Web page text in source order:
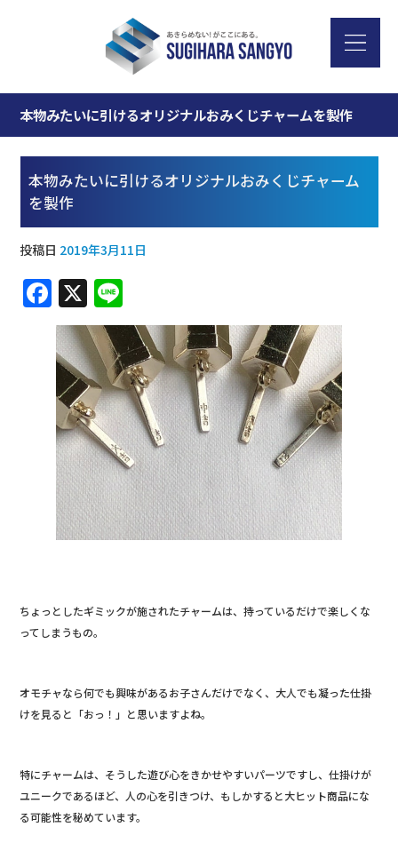
本物みたいに引けるオリジナルおみくじチャームを製作
本物みたいに引けるオリジナルおみくじチャーム
を製作
投稿日 2019年3月11日
F
a
c
e
b
o
o
k
X
n
e
ちょっとしたギミックが施されたチャームは、持っているだけで楽しくな
ってしまうもの。
オモチャなら何でも興味があるお子さんだけでなく、大人でも凝った仕掛
けを見ると「おっ！」と思いますよね。
特にチャームは、そうした遊び心をきかせやすいパーツですし、仕掛けが
ユニークであるほど、人の心を引きつけ、もしかすると大ヒット商品にな
る可能性を秘めています。